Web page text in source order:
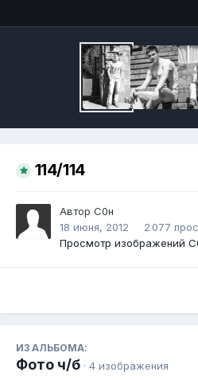
114/114
Автор С0н
18 июня, 2012
2 077
Просмотр изображений
ИЗ АЛЬБОМА:
Фото ч/б · 4 изображения